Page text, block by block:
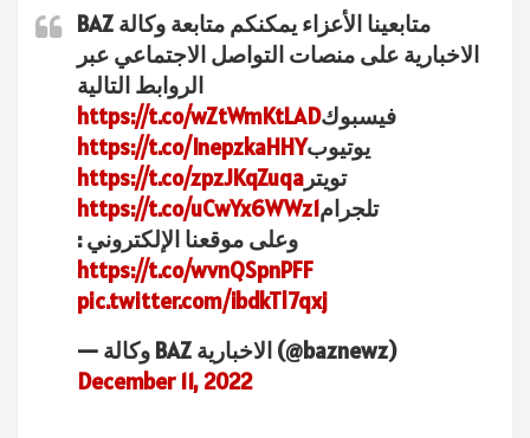
متابعينا الأعزاء يمكنكم متابعة وكالة BAZ
الاخبارية على منصات التواصل الاجتماعي عبر
الروابط التالية
فيسبوكhttps://t.co/wZtWmKtLAD
يوتيوبhttps://t.co/InepzkaHHY
تويتر https://t.co/zpzJKqZuqa
تلجرامhttps://t.co/uCwYx6WWz1
وعلى موقعنا الإلكتروني :
https://t.co/wvnQSpnPFF
pic.twitter.com/ibdkTl7qxj
— وكالة BAZ الاخبارية (@baznewz)
December 11, 2022